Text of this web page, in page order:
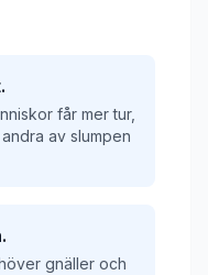
får mer tur,
av slumpen
gnäller och